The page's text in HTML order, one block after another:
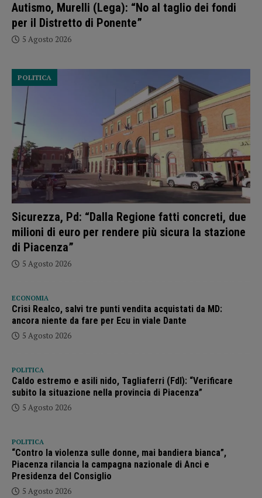
Autismo, Murelli (Lega): “No al taglio dei fondi
per il Distretto di Ponente”
5 Agosto 2026
Sicurezza, Pd: “Dalla Regione fatti concreti, due
milioni di euro per rendere più sicura la stazione
di Piacenza”
POLITICA
5 Agosto 2026
ECONOMIA
Crisi Realco, salvi tre punti vendita acquistati da MD:
ancora niente da fare per Ecu in viale Dante
5 Agosto 2026
POLITICA
Caldo estremo e asili nido, Tagliaferri (FdI): “Verificare
subito la situazione nella provincia di Piacenza”
5 Agosto 2026
POLITICA
“Contro la violenza sulle donne, mai bandiera bianca”,
Piacenza rilancia la campagna nazionale di Anci e
Presidenza del Consiglio
5 Agosto 2026